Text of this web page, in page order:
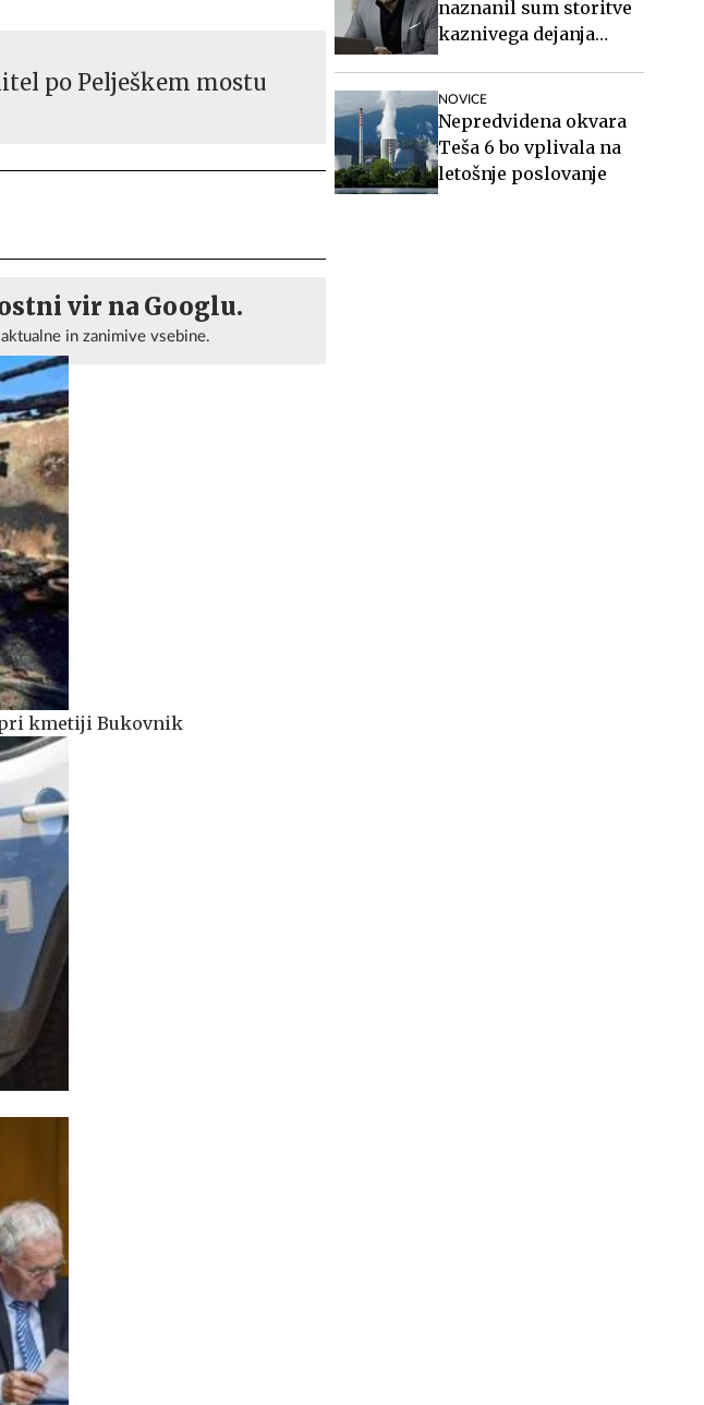
po Pelješkem mostu
vir na Googlu.
in zanimive vsebine.
kmetiji Bukovnik
naznanil sum storitve
kaznivega dejanja
NOVICE
Nepredvidena okvara
Teša 6 bo vplivala na
letošnje poslovanje